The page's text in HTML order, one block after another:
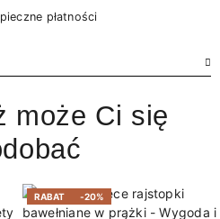
płatności
może Ci się
RABAT -20%